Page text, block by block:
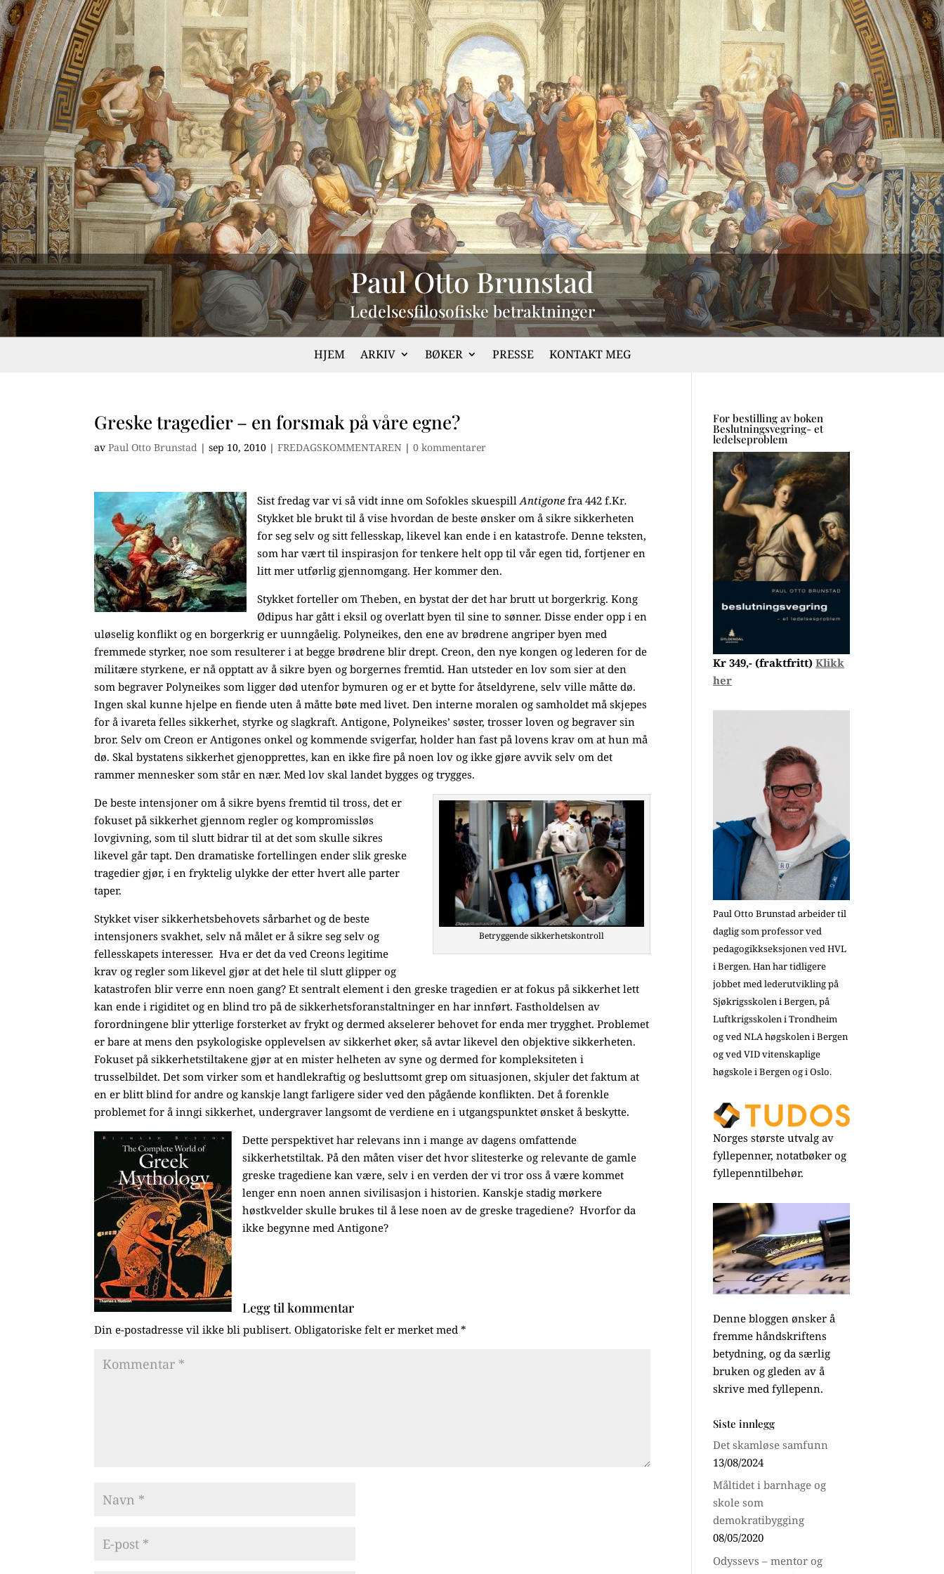
Paul Otto Brunstad
Ledelsesfilosofiske betraktninger
HJEM ARKIV BØKER PRESSE KONTAKT MEG
Greske tragedier – en forsmak på våre egne?
avPaul Otto Brunstad |sep 10, 2010 |FREDAGSKOMMENTAREN |0 kommentarer
Sist fredag var vi så vidt inne om Sofokles skuespillAntigonefra 442 f.Kr.
Stykket ble brukt til å vise hvordan de beste ønsker om å sikre sikkerheten
for seg selv og sitt fellesskap, likevel kan ende i en katastrofe. Denne teksten,
som har vært til inspirasjon for tenkere helt opp til vår egen tid, fortjener en
litt mer utførlig gjennomgang. Her kommer den.
Stykket forteller om Theben, en bystat der det har brutt ut borgerkrig. Kong
Ødipus har gått i eksil og overlatt byen til sine to sønner. Disse ender opp i en
uløselig konflikt og en borgerkrig er uunngåelig. Polyneikes, den ene av brødrene angriper byen med
fremmede styrker, noe som resulterer i at begge brødrene blir drept. Creon, den nye kongen og lederen for de
militære styrkene, er nå opptatt av å sikre byen og borgernes fremtid. Han utsteder en lov som sier at den
som begraver Polyneikes som ligger død utenfor bymuren og er et bytte for åtseldyrene, selv ville måtte dø.
Ingen skal kunne hjelpe en fiende uten å måtte bøte med livet. Den interne moralen og samholdet må skjepes
for å ivareta felles sikkerhet, styrke og slagkraft. Antigone, Polyneikes’ søster, trosser loven og begraver sin
bror. Selv om Creon er Antigones onkel og kommende svigerfar, holder han fast på lovens krav om at hun må
dø. Skal bystatens sikkerhet gjenopprettes, kan en ikke fire på noen lov og ikke gjøre avvik selv om det
rammer mennesker som står en nær. Med lov skal landet bygges og trygges.
Betryggende sikkerhetskontroll
De beste intensjoner om å sikre byens fremtid til tross, det er
fokuset på sikkerhet gjennom regler og kompromissløs
lovgivning, som til slutt bidrar til at det som skulle sikres
likevel går tapt. Den dramatiske fortellingen ender slik greske
tragedier gjør, i en fryktelig ulykke der etter hvert alle parter
taper.
Stykket viser sikkerhetsbehovets sårbarhet og de beste
intensjoners svakhet, selv nå målet er å sikre seg selv og
fellesskapets interesser. Hva er det da ved Creons legitime
krav og regler som likevel gjør at det hele til slutt glipper og
katastrofen blir verre enn noen gang? Et sentralt element i den greske tragedien er at fokus på sikkerhet lett
kan ende i rigiditet og en blind tro på de sikkerhetsforanstaltninger en har innført. Fastholdelsen av
forordningene blir ytterlige forsterket av frykt og dermed akselerer behovet for enda mer trygghet. Problemet
er bare at mens den psykologiske opplevelsen av sikkerhet øker, så avtar likevel den objektive sikkerheten.
Fokuset på sikkerhetstiltakene gjør at en mister helheten av syne og dermed for kompleksiteten i
trusselbildet. Det som virker som et handlekraftig og besluttsomt grep om situasjonen, skjuler det faktum at
en er blitt blind for andre og kanskje langt farligere sider ved den pågående konflikten. Det å forenkle
problemet for å inngi sikkerhet, undergraver langsomt de verdiene en i utgangspunktet ønsket å beskytte.
Dette perspektivet har relevans inn i mange av dagens omfattende
sikkerhetstiltak. På den måten viser det hvor slitesterke og relevante de gamle
greske tragediene kan være, selv i en verden der vi tror oss å være kommet
lenger enn noen annen sivilisasjon i historien. Kanskje stadig mørkere
høstkvelder skulle brukes til å lese noen av de greske tragediene? Hvorfor da
ikke begynne med Antigone?
Legg til kommentar
Din e-postadresse vil ikke bli publisert. Obligatoriske felt er merket med*
For bestilling av boken
Beslutningsvegring- et
ledelseproblem
Kr 349,- (fraktfritt)Klikk
her
Paul Otto Brunstad arbeider til
daglig som professor ved
pedagogikkseksjonen ved HVL
i Bergen. Han har tidligere
jobbet med lederutvikling på
Sjøkrigsskolen i Bergen, på
Luftkrigsskolen i Trondheim
og ved NLA høgskolen i Bergen
og ved VID vitenskaplige
høgskole i Bergen og i Oslo.
Norges største utvalg av
fyllepenner, notatbøker og
fyllepenntilbehør.
Denne bloggen ønsker å
fremme håndskriftens
betydning, og da særlig
bruken og gleden av å
skrive med fyllepenn.
Siste innlegg
Det skamløse samfunn
13/08/2024
Måltidet i barnhage og
skole som
demokratibygging
08/05/2020
Odyssevs – mentor og